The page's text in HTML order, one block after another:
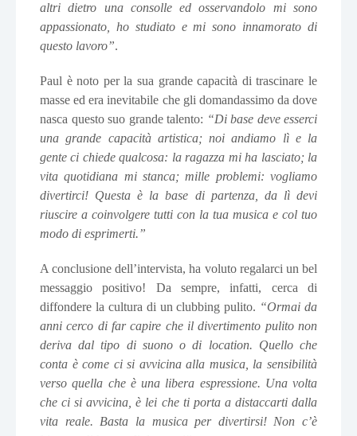
altri dietro una consolle ed osservandolo mi sono
appassionato, ho studiato e mi sono innamorato di
questo lavoro”.
Paul è noto per la sua grande capacità di trascinare le
masse ed era inevitabile che gli domandassimo da dove
nasca questo suo grande talento: “Di base deve esserci
una grande capacità artistica; noi andiamo lì e la
gente ci chiede qualcosa: la ragazza mi ha lasciato; la
vita quotidiana mi stanca; mille problemi: vogliamo
divertirci! Questa è la base di partenza, da lì devi
riuscire a coinvolgere tutti con la tua musica e col tuo
modo di esprimerti.”
A conclusione dell’intervista, ha voluto regalarci un bel
messaggio positivo! Da sempre, infatti, cerca di
diffondere la cultura di un clubbing pulito. “Ormai da
anni cerco di far capire che il divertimento pulito non
deriva dal tipo di suono o di location. Quello che
conta è come ci si avvicina alla musica, la sensibilità
verso quella che è una libera espressione. Una volta
che ci si avvicina, è lei che ti porta a distaccarti dalla
vita reale. Basta la musica per divertirsi! Non c’è